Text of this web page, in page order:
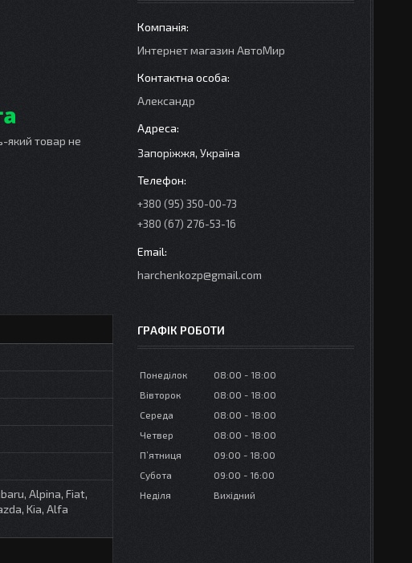
який товар не
Alpina, Fiat,
Kia, Alfa
Интернет магазин АвтоМир
Александр
Запоріжжя, Україна
+380 (95) 350-00-73
+380 (67) 276-53-16
harchenkozp@gmail.com
ГРАФІК РОБОТИ
Понеділок 08:00
18:00
Вівторок
08:00
18:00
Середа
08:00
18:00
Четвер
08:00
18:00
Пʼятниця
09:00
18:00
Субота
09:00
16:00
Неділя
Вихідний